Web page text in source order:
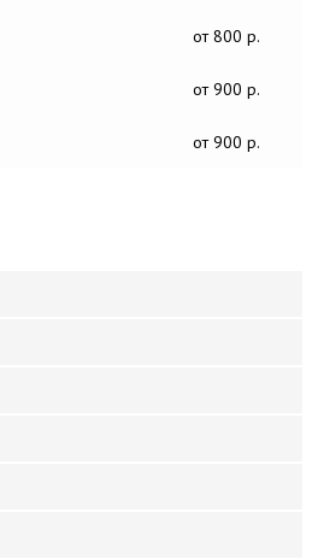
от 800 р.
от 900 р.
от 900 р.